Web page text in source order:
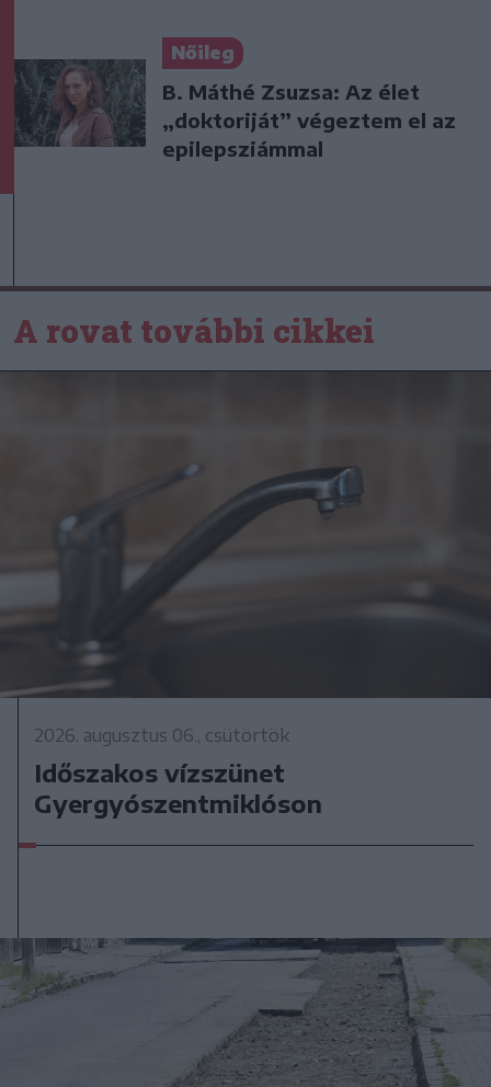
Nőileg
B. Máthé Zsuzsa: Az élet
„doktoriját” végeztem el az
epilepsziámmal
A rovat további cikkei
2026. augusztus 06., csütörtök
Időszakos vízszünet
Gyergyószentmiklóson